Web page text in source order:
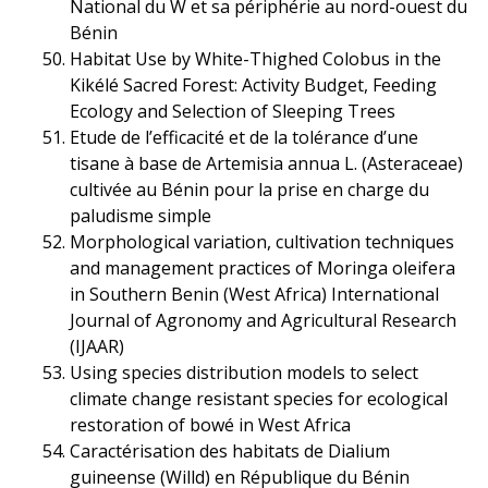
National du W et sa périphérie au nord-ouest du
Bénin
Habitat Use by White-Thighed Colobus in the
Kikélé Sacred Forest: Activity Budget, Feeding
Ecology and Selection of Sleeping Trees
Etude de l’efficacité et de la tolérance d’une
tisane à base de Artemisia annua L. (Asteraceae)
cultivée au Bénin pour la prise en charge du
paludisme simple
Morphological variation, cultivation techniques
and management practices of Moringa oleifera
in Southern Benin (West Africa) International
Journal of Agronomy and Agricultural Research
(IJAAR)
Using species distribution models to select
climate change resistant species for ecological
restoration of bowé in West Africa
Caractérisation des habitats de Dialium
guineense (Willd) en République du Bénin